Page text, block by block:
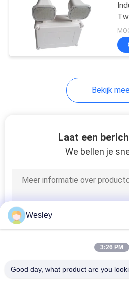
Bekijk
Laat een
We bellen je
Wesley
3:26 PM
Good day, what product are you